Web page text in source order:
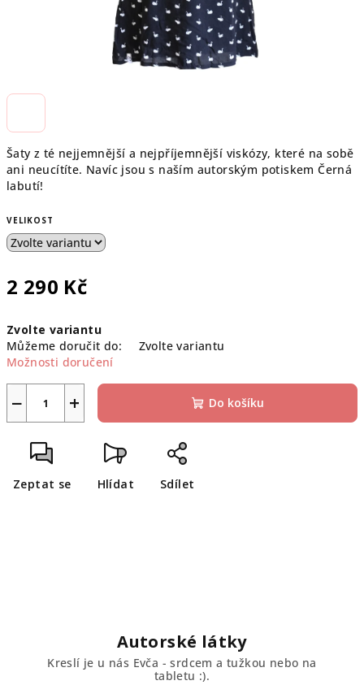
Šaty z té nejjemnější a nejpříjemnější viskózy, které na sobě
ani neucítíte. Navíc jsou s naším autorským potiskem Černá
labutí!
VELIKOST
2 290 Kč
cena:
Zvolte variantu
Můžeme doručit do:
Zvolte variantu
Možnosti doručení
+
− Do košíku
Zeptat se Hlídat Sdílet
Autorské látky
Kreslí je u nás Evča - srdcem a tužkou nebo na
tabletu :).